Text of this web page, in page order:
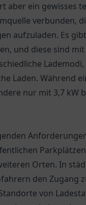
aber ein gewisses
verbunden,
aufzuladen. Es
und diese sind
Laden. Während
nur mit 3,7 kW
Orten. In
den Zugang
von